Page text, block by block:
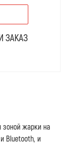
ЗАКАЗ
зоной жарки на
Bluetooth, и